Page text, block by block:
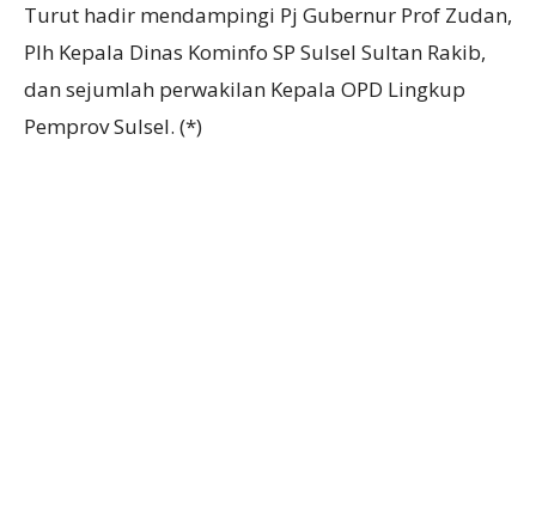
Turut hadir mendampingi Pj Gubernur Prof Zudan,
Plh Kepala Dinas Kominfo SP Sulsel Sultan Rakib,
dan sejumlah perwakilan Kepala OPD Lingkup
Pemprov Sulsel. (*)